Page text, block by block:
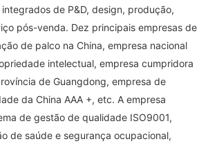
de P&D, design, produção,
pós-venda. Dez principais empresas de
de palco na China, empresa nacional
intelectual, empresa cumpridora
de Guangdong, empresa de
da China AAA +, etc. A empresa
de gestão de qualidade ISO9001,
de saúde e segurança ocupacional,